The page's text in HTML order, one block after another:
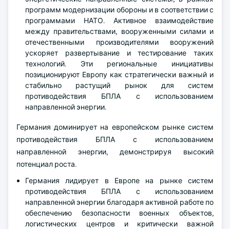
программ модернизации обороны и в соответствии с
программами НАТО. Активное взаимодействие
между правительствами, вооруженными силами и
отечественными производителями вооружений
ускоряет развертывание и тестирование таких
технологий. Эти региональные инициативы
позиционируют Европу как стратегически важный и
стабильно растущий рынок для систем
противодействия БПЛА с использованием
направленной энергии.
Германия доминирует на европейском рынке систем
противодействия БПЛА с использованием
направленной энергии, демонстрируя высокий
потенциал роста.
Германия лидирует в Европе на рынке систем
противодействия БПЛА с использованием
направленной энергии благодаря активной работе по
обеспечению безопасности военных объектов,
логистических центров и критически важной